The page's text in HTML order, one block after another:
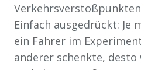
Einfach ausgedrückt: Je
ein Fahrer im
anderer schenkte, desto